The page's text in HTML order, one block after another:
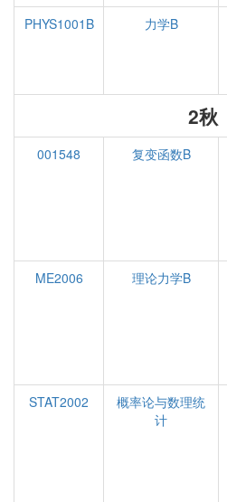
PHYS1001B
力学B
2秋
001548 复变函数B
ME2006
理论力学B
STAT2002
概率论与数理统
计